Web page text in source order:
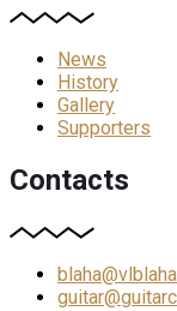
News
History
Gallery
Supporters
Contacts